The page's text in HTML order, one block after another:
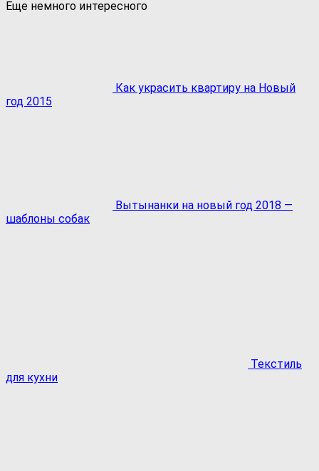
Еще немного интересного
Как украсить квартиру на Новый
год 2015
Вытынанки на новый год 2018 —
шаблоны собак
Текстиль
для кухни